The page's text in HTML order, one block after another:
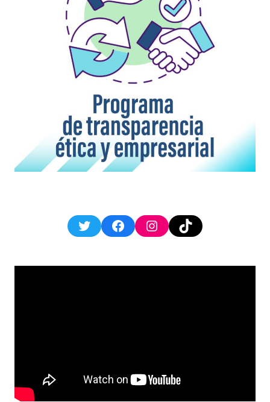
TwitterFacebookInstagram
TikTok